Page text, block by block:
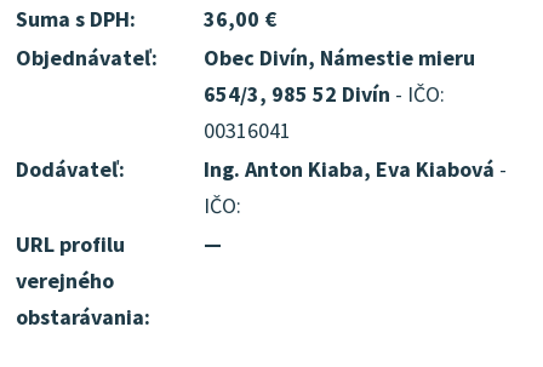
Suma s DPH:
36,00 €
Objednávateľ:
Obec Divín, Námestie mieru
654/3, 985 52 Divín - IČO:
00316041
Dodávateľ:
Ing. Anton Kiaba, Eva Kiabová -
IČO:
URL profilu
verejného
obstarávania:
—